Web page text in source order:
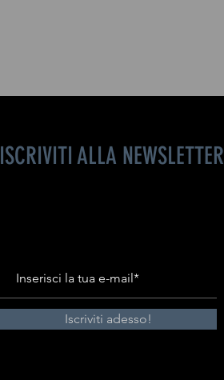
ISCRIVITI ALLA NEWSLETTER
Iscriviti adesso!